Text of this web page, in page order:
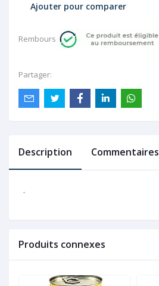
Ajouter pour comparer
Rembourser:
Partager:
Description Commentaires
.
Produits connexes